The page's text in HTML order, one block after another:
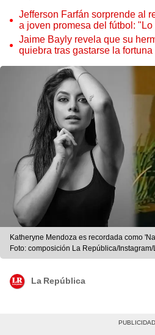
Jefferson Farfán sorprende al
a joven promesa del fútbol:
Jaime Bayly revela que su
quiebra tras gastarse la
Katheryne Mendoza es recordada como
Foto: composición La República/
La República